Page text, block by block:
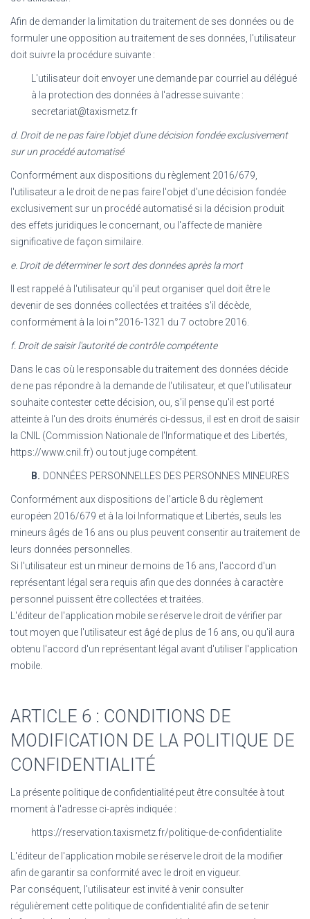
Afin de demander la limitation du traitement de ses données ou de
formuler une opposition au traitement de ses données, l'utilisateur
doit suivre la procédure suivante :
L'utilisateur doit envoyer une demande par courriel au délégué
à la protection des données à l'adresse suivante :
secretariat@taxismetz.fr
d. Droit de ne pas faire l'objet d'une décision fondée exclusivement
sur un procédé automatisé
Conformément aux dispositions du règlement 2016/679,
l'utilisateur a le droit de ne pas faire l'objet d'une décision fondée
exclusivement sur un procédé automatisé si la décision produit
des effets juridiques le concernant, ou l'affecte de manière
significative de façon similaire.
e. Droit de déterminer le sort des données après la mort
Il est rappelé à l'utilisateur qu'il peut organiser quel doit être le
devenir de ses données collectées et traitées s'il décède,
conformément à la loi n°2016-1321 du 7 octobre 2016.
f. Droit de saisir l'autorité de contrôle compétente
Dans le cas où le responsable du traitement des données décide
de ne pas répondre à la demande de l'utilisateur, et que l'utilisateur
souhaite contester cette décision, ou, s'il pense qu'il est porté
atteinte à l'un des droits énumérés ci-dessus, il est en droit de saisir
la CNIL (Commission Nationale de l'Informatique et des Libertés,
https://www.cnil.fr) ou tout juge compétent.
B. DONNÉES PERSONNELLES DES PERSONNES MINEURES
Conformément aux dispositions de l'article 8 du règlement
européen 2016/679 et à la loi Informatique et Libertés, seuls les
mineurs âgés de 16 ans ou plus peuvent consentir au traitement de
leurs données personnelles.
Si l'utilisateur est un mineur de moins de 16 ans, l'accord d'un
représentant légal sera requis afin que des données à caractère
personnel puissent être collectées et traitées.
L'éditeur de l'application mobile se réserve le droit de vérifier par
tout moyen que l'utilisateur est âgé de plus de 16 ans, ou qu'il aura
obtenu l'accord d'un représentant légal avant d'utiliser l'application
mobile.
ARTICLE 6 : CONDITIONS DE
MODIFICATION DE LA POLITIQUE DE
CONFIDENTIALITÉ
La présente politique de confidentialité peut être consultée à tout
moment à l'adresse ci-après indiquée :
https://reservation.taxismetz.fr/politique-de-confidentialite
L'éditeur de l'application mobile se réserve le droit de la modifier
afin de garantir sa conformité avec le droit en vigueur.
Par conséquent, l'utilisateur est invité à venir consulter
régulièrement cette politique de confidentialité afin de se tenir